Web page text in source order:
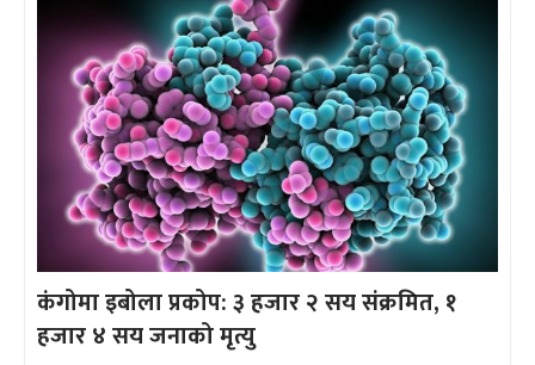
कंगोमा इबोला प्रकोप: ३ हजार २ सय संक्रमित, १
हजार ४ सय जनाको मृत्यु